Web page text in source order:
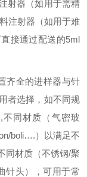
射器（如用于需精
注射器（如用于难
接通过配送的5ml
齐全的进样器与针
者选择，如不同规
,不同材质（气密玻
boli….）以满足不
同材质（不锈钢/聚
针头），可用于常